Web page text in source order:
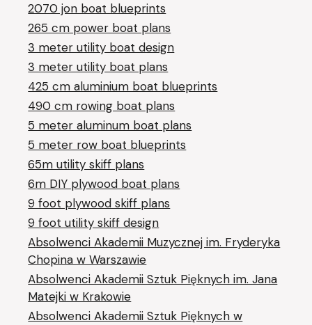
2070 jon boat blueprints
265 cm power boat plans
3 meter utility boat design
3 meter utility boat plans
425 cm aluminium boat blueprints
490 cm rowing boat plans
5 meter aluminum boat plans
5 meter row boat blueprints
65m utility skiff plans
6m DIY plywood boat plans
9 foot plywood skiff plans
9 foot utility skiff design
Absolwenci Akademii Muzycznej im. Fryderyka
Chopina w Warszawie
Absolwenci Akademii Sztuk Pięknych im. Jana
Matejki w Krakowie
Absolwenci Akademii Sztuk Pięknych w